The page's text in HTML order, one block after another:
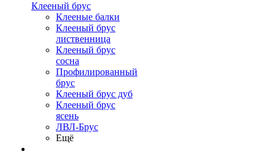
Клееный брус
Клееные балки
Клееный брус
лиственница
Клееный брус
сосна
Профилированный
брус
Клееный брус дуб
Клееный брус
ясень
ЛВЛ-Брус
Ещё